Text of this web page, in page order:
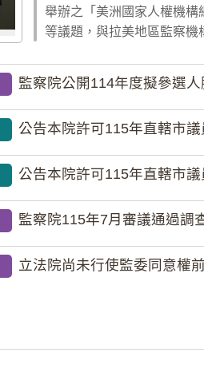
舉辦之「美洲國家人權機
等議題，與拉美地區監察
監察院公開114年度擬參選
公告本院許可115年直轄市議
公告本院許可115年直轄市議
監察院115年7月審議通過調
立法院尚未行使監委同意權